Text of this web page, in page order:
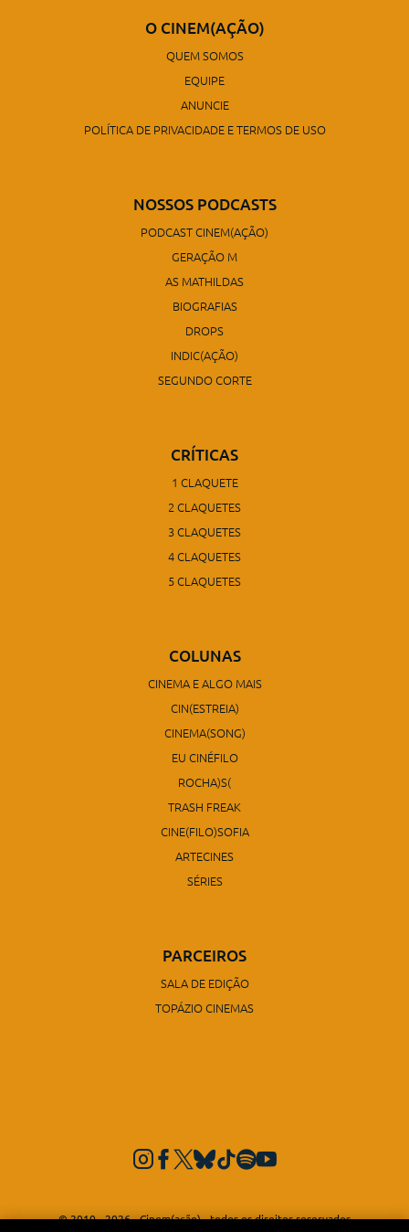
O CINEM(AÇÃO)
QUEM SOMOS
EQUIPE
ANUNCIE
POLÍTICA DE PRIVACIDADE E TERMOS DE USO
NOSSOS PODCASTS
PODCAST CINEM(AÇÃO)
GERAÇÃO M
AS MATHILDAS
BIOGRAFIAS
DROPS
INDIC(AÇÃO)
SEGUNDO CORTE
CRÍTICAS
1 CLAQUETE
2 CLAQUETES
3 CLAQUETES
4 CLAQUETES
5 CLAQUETES
COLUNAS
CINEMA E ALGO MAIS
CIN(ESTREIA)
CINEMA(SONG)
EU CINÉFILO
ROCHA)S(
TRASH FREAK
CINE(FILO)SOFIA
ARTECINES
SÉRIES
PARCEIROS
SALA DE EDIÇÃO
TOPÁZIO CINEMAS
© 2010 - 2026 - Cinem(ação) - todos os direitos reservados